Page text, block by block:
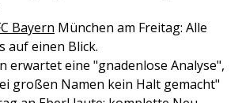
Bayern München am Freitag: Alle
auf einen Blick.
erwartet eine "gnadenlose Analyse",
großen Namen kein Halt gemacht"